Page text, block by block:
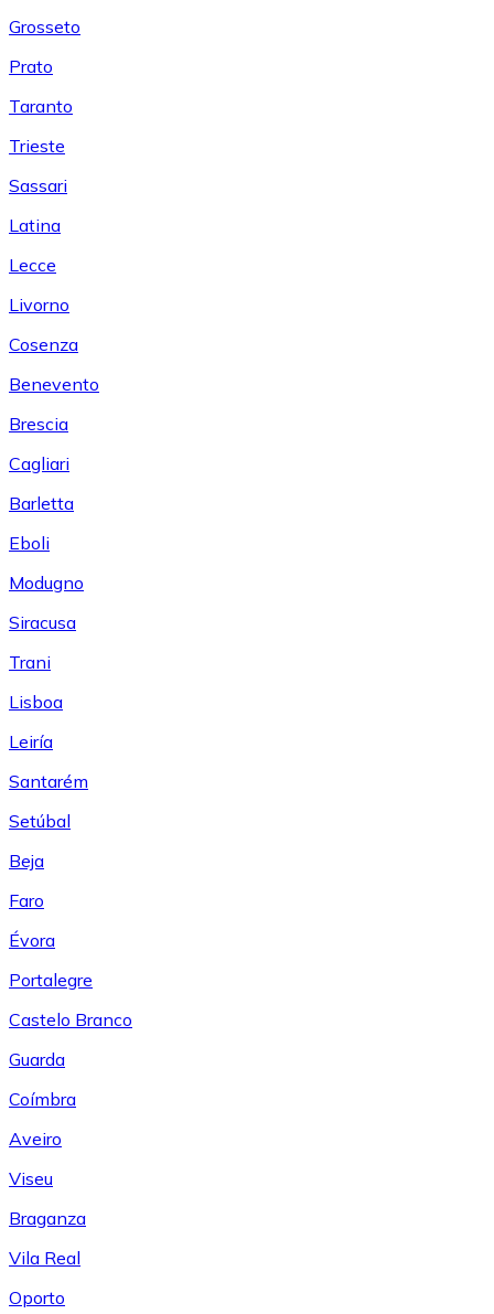
Grosseto
Prato
Taranto
Trieste
Sassari
Latina
Lecce
Livorno
Cosenza
Benevento
Brescia
Cagliari
Barletta
Eboli
Modugno
Siracusa
Trani
Lisboa
Leiría
Santarém
Setúbal
Beja
Faro
Évora
Portalegre
Castelo Branco
Guarda
Coímbra
Aveiro
Viseu
Braganza
Vila Real
Oporto